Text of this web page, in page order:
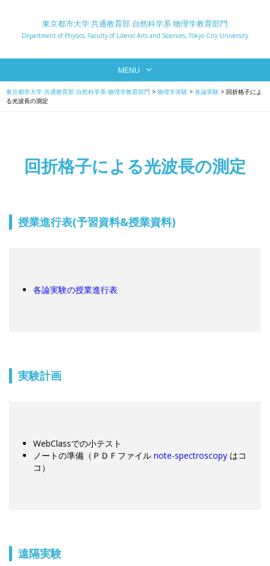
東京都市大学 共通教育部 自然科学系 物理学教育部門
Department of Physics, Faculty of Liberal Arts and Sciences, Tokyo City University
MENU
東京都市大学 共通教育部 自然科学系 物理学教育部門 > 物理学実験 > 各論実験 > 回折格子によ
る光波長の測定
回折格子による光波長の測定
授業進行表(予習資料&授業資料)
各論実験の授業進行表
実験計画
WebClassでの小テスト
ノートの準備（ＰＤＦファイル note-spectroscopyはコ
コ）
遠隔実験